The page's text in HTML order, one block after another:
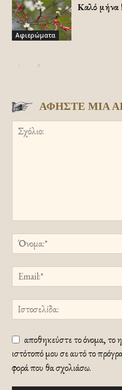
Αφιερώματα
Καλό μήνα
ΑΦΗΣΤΕ ΜΙΑ
αποθηκεύστε το όνομα, το
ιστότοπό μου σε αυτό το
φορά που θα σχολιάσω.